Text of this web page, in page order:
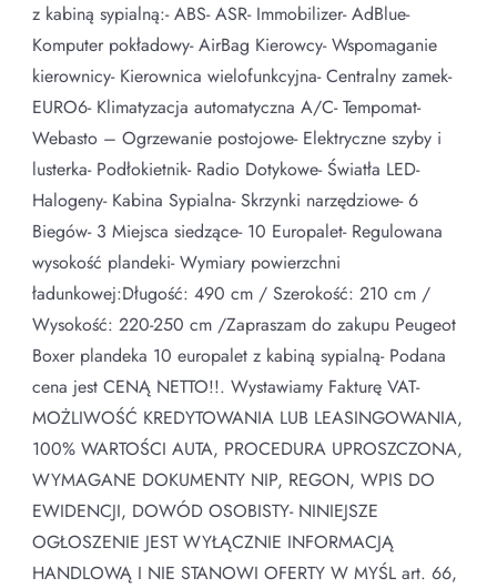
z kabiną sypialną:- ABS- ASR- Immobilizer- AdBlue-
Komputer pokładowy- AirBag Kierowcy- Wspomaganie
kierownicy- Kierownica wielofunkcyjna- Centralny zamek-
EURO6- Klimatyzacja automatyczna A/C- Tempomat-
Webasto – Ogrzewanie postojowe- Elektryczne szyby i
lusterka- Podłokietnik- Radio Dotykowe- Światła LED-
Halogeny- Kabina Sypialna- Skrzynki narzędziowe- 6
Biegów- 3 Miejsca siedzące- 10 Europalet- Regulowana
wysokość plandeki- Wymiary powierzchni
ładunkowej:Długość: 490 cm / Szerokość: 210 cm /
Wysokość: 220-250 cm /Zapraszam do zakupu Peugeot
Boxer plandeka 10 europalet z kabiną sypialną- Podana
cena jest CENĄ NETTO!!. Wystawiamy Fakturę VAT-
MOŻLIWOŚĆ KREDYTOWANIA LUB LEASINGOWANIA,
100% WARTOŚCI AUTA, PROCEDURA UPROSZCZONA,
WYMAGANE DOKUMENTY NIP, REGON, WPIS DO
EWIDENCJI, DOWÓD OSOBISTY- NINIEJSZE
OGŁOSZENIE JEST WYŁĄCZNIE INFORMACJĄ
HANDLOWĄ I NIE STANOWI OFERTY W MYŚL art. 66,